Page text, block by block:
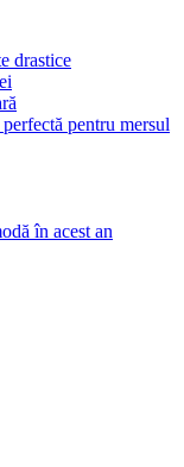
drastice
pentru mersul
în acest an